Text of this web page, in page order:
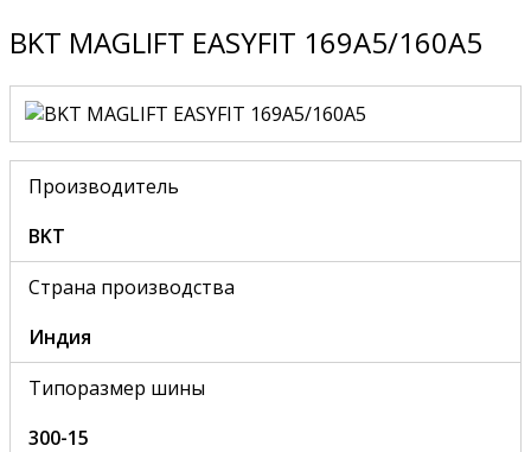
BKT MAGLIFT EASYFIT 169A5/160A5
Производитель
BKT
Страна производства
Индия
Типоразмер шины
300-15